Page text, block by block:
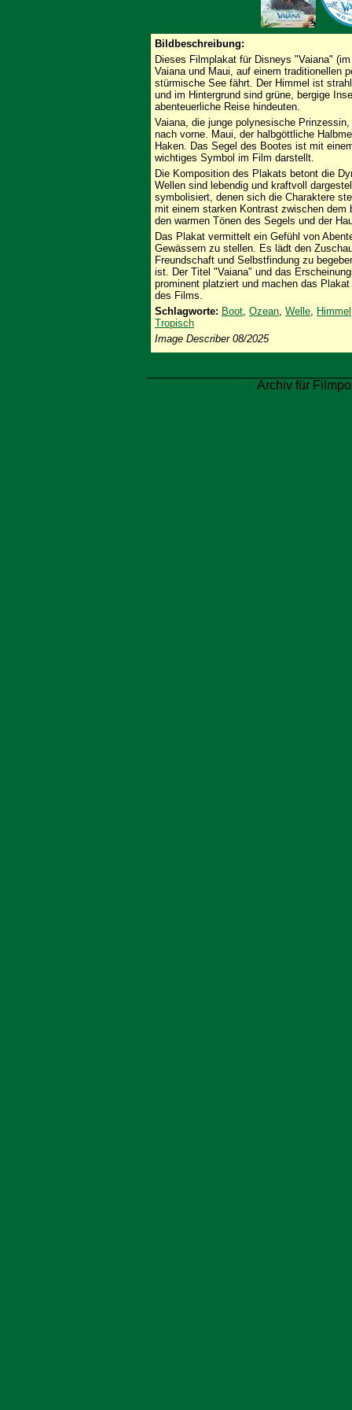
Bildbeschreibung:
Dieses Filmplakat für Disneys "Vaiana"
Vaiana und Maui, auf einem traditionellen
stürmische See fährt. Der Himmel ist
und im Hintergrund sind grüne, bergige
abenteuerliche Reise hindeuten.
Vaiana, die junge polynesische
nach vorne. Maui, der halbgöttliche
Haken. Das Segel des Bootes ist mit
wichtiges Symbol im Film darstellt.
Die Komposition des Plakats betont die
Wellen sind lebendig und kraftvoll
symbolisiert, denen sich die Charaktere
mit einem starken Kontrast zwischen dem
den warmen Tönen des Segels und der
Das Plakat vermittelt ein Gefühl von
Gewässern zu stellen. Es lädt den
Freundschaft und Selbstfindung zu
ist. Der Titel "Vaiana" und das
prominent platziert und machen das
des Films.
Schlagworte: Boot, Ozean, Welle, Himmel
Tropisch
Image Describer 08/2025
Archiv für